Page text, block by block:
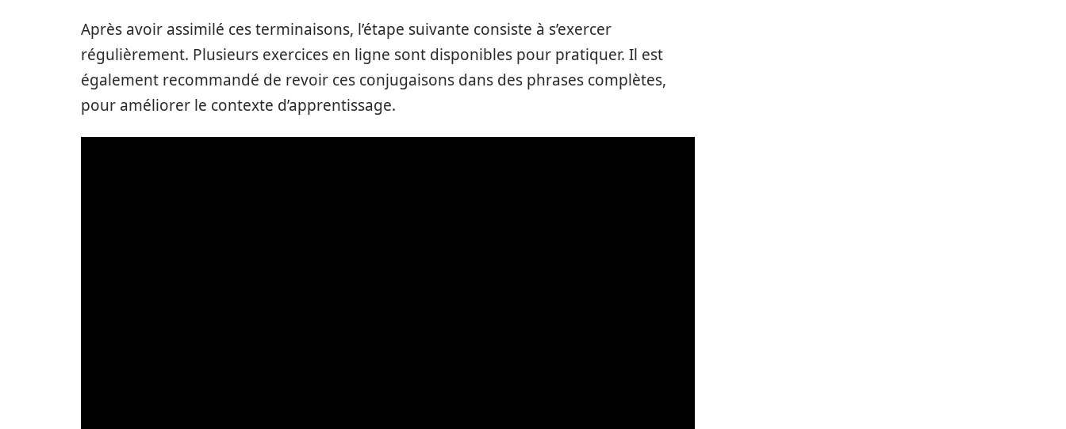
Après avoir assimilé ces terminaisons, l’étape suivante consiste à s’exercer
régulièrement. Plusieurs exercices en ligne sont disponibles pour pratiquer. Il est
également recommandé de revoir ces conjugaisons dans des phrases complètes,
pour améliorer le contexte d’apprentissage.